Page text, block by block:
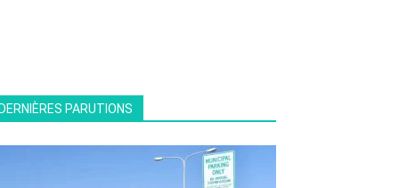
PARUTIONS